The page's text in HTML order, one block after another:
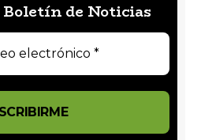
de Noticias